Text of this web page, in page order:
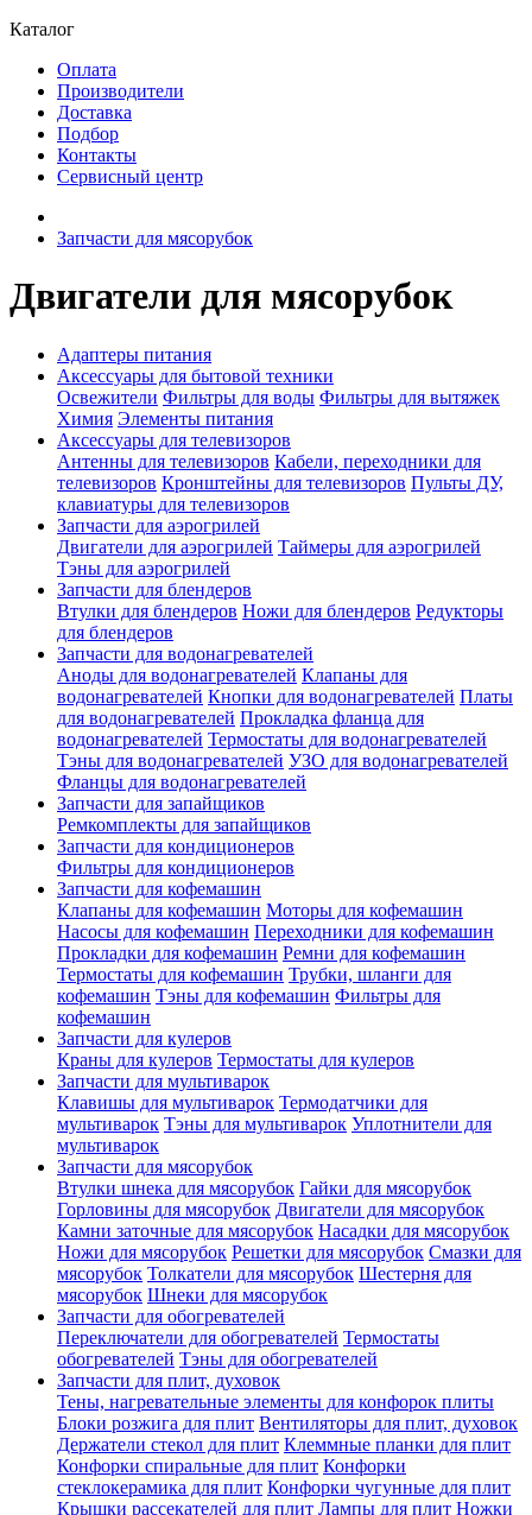
Каталог
Оплата
Производители
Доставка
Подбор
Контакты
Сервисный центр
Запчасти для мясорубок
Двигатели для мясорубок
Адаптеры питания
Аксессуары для бытовой техники
Освежители Фильтры для воды Фильтры для вытяжек
Химия Элементы питания
Аксессуары для телевизоров
Антенны для телевизоров Кабели, переходники для
телевизоров Кронштейны для телевизоров Пульты ДУ,
клавиатуры для телевизоров
Запчасти для аэрогрилей
Двигатели для аэрогрилей Таймеры для аэрогрилей
Тэны для аэрогрилей
Запчасти для блендеров
Втулки для блендеров Ножи для блендеров Редукторы
для блендеров
Запчасти для водонагревателей
Аноды для водонагревателей Клапаны для
водонагревателей Кнопки для водонагревателей Платы
для водонагревателей Прокладка фланца для
водонагревателей Термостаты для водонагревателей
Тэны для водонагревателей УЗО для водонагревателей
Фланцы для водонагревателей
Запчасти для запайщиков
Ремкомплекты для запайщиков
Запчасти для кондиционеров
Фильтры для кондиционеров
Запчасти для кофемашин
Клапаны для кофемашин Моторы для кофемашин
Насосы для кофемашин Переходники для кофемашин
Прокладки для кофемашин Ремни для кофемашин
Термостаты для кофемашин Трубки, шланги для
кофемашин Тэны для кофемашин Фильтры для
кофемашин
Запчасти для кулеров
Краны для кулеров Термостаты для кулеров
Запчасти для мультиварок
Клавишы для мультиварок Термодатчики для
мультиварок Тэны для мультиварок Уплотнители для
мультиварок
Запчасти для мясорубок
Втулки шнека для мясорубок Гайки для мясорубок
Горловины для мясорубок Двигатели для мясорубок
Камни заточные для мясорубок Насадки для мясорубок
Ножи для мясорубок Решетки для мясорубок Смазки для
мясорубок Толкатели для мясорубок Шестерня для
мясорубок Шнеки для мясорубок
Запчасти для обогревателей
Переключатели для обогревателей Термостаты
обогревателей Тэны для обогревателей
Запчасти для плит, духовок
Тены, нагревательные элементы для конфорок плиты
Блоки розжига для плит Вентиляторы для плит, духовок
Держатели стекол для плит Клеммные планки для плит
Конфорки спиральные для плит Конфорки
стеклокерамика для плит Конфорки чугунные для плит
Крышки рассекателей для плит Лампы для плит Ножки